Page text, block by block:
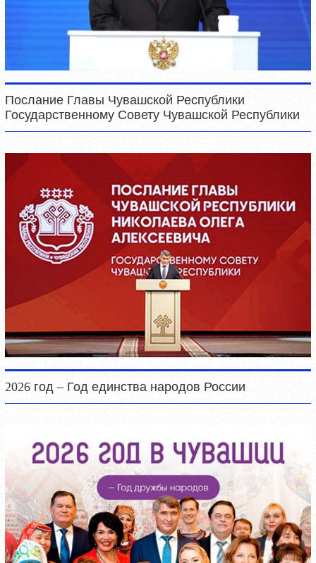
Послание Главы Чувашской Республики
Государственному Совету Чувашской Республики
2026 год – Год единства народов России